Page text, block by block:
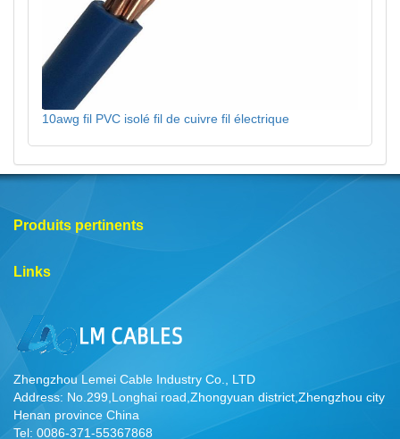
10awg fil PVC isolé fil de cuivre fil électrique
Produits pertinents
Links
Zhengzhou Lemei Cable Industry Co., LTD
Address: No.299,Longhai road,Zhongyuan district,Zhengzhou city
Henan province China
Tel: 0086-371-55367868